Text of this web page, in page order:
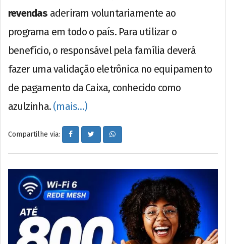
revendas aderiram voluntariamente ao
programa em todo o país. Para utilizar o
benefício, o responsável pela família deverá
fazer uma validação eletrônica no equipamento
de pagamento da Caixa, conhecido como
azulzinha. (mais…)
Compartilhe via: